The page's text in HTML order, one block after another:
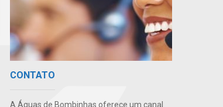
CONTATO
A Águas de Bombinhas oferece um canal